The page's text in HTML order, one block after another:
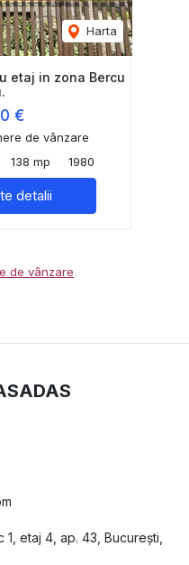
Harta
etaj in zona Bercu
€
de vânzare
138 mp 1980
detalii
de vânzare
1, etaj 4, ap. 43, București,